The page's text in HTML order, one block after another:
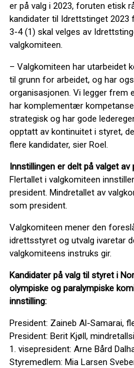
er på valg i 2023, foruten etisk
kandidater til Idrettstinget 2023
3-4 (1) skal velges av
valgkomiteen.
– Valgkomiteen har utarbeidet
til grunn for arbeidet, og har
organisasjonen. Vi legger frem
har komplementær
strategisk og har gode
opptatt av kontinuitet i styret,
flere kandidater, sier Roel.
Innstillingen er delt på valget av
Flertallet i valgkomiteen
president. Mindretallet av
som president.
Valgkomiteen mener den
idrettsstyret og utvalg ivaretar
valgkomiteens instruks gir.
Kandidater på valg til styret i
olympiske og paralympiske
innstilling:
President: Zaineb Al-Samarai,
President: Berit Kjøll,
1. visepresident: Arne Bård
Styremedlem: Mia Larsen